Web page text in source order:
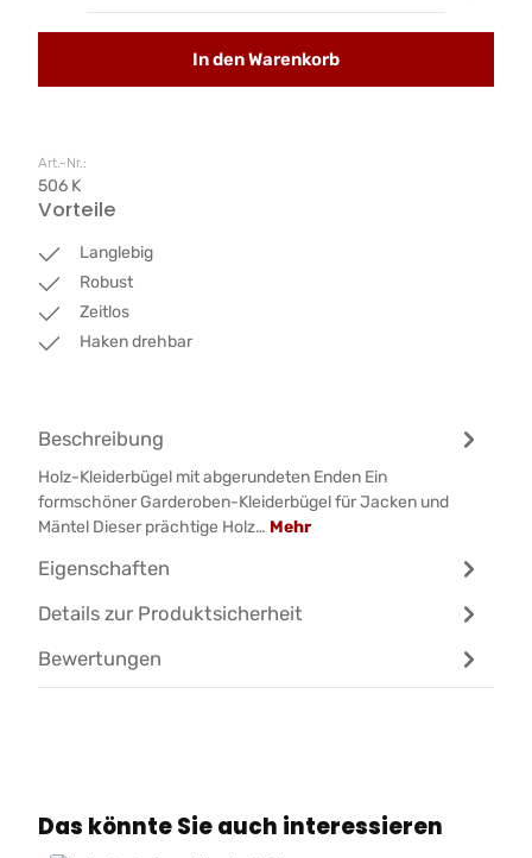
In den Warenkorb
Art.-Nr.:
506 K
Vorteile
Langlebig
Robust
Zeitlos
Haken drehbar
Beschreibung
Holz-Kleiderbügel mit abgerundeten Enden Ein
formschöner Garderoben-Kleiderbügel für Jacken und
Mäntel Dieser prächtige Holz… Mehr
Eigenschaften
Details zur Produktsicherheit
Bewertungen
Produktgalerie überspringen
Das könnte Sie auch interessieren